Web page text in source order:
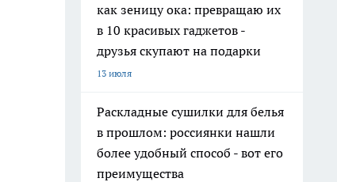
как зеницу ока: превращаю их
в 10 красивых гаджетов -
друзья скупают на подарки
13 июля
Раскладные сушилки для белья
в прошлом: россиянки нашли
более удобный способ - вот его
преимущества